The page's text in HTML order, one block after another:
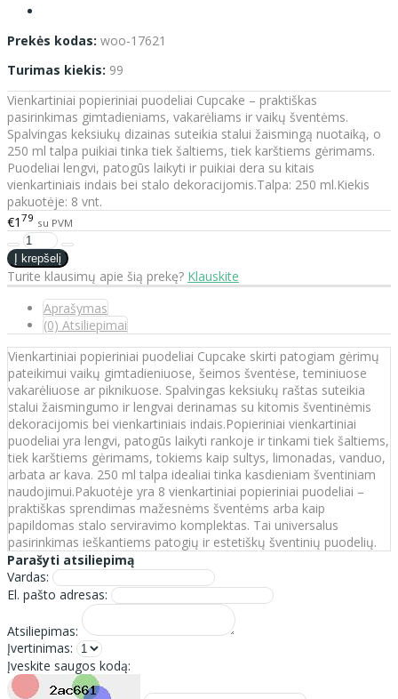
Prekės kodas: woo-17621
Turimas kiekis: 99
Vienkartiniai popieriniai puodeliai Cupcake – praktiškas
pasirinkimas gimtadieniams, vakarėliams ir vaikų šventėms.
Spalvingas keksiukų dizainas suteikia stalui žaismingą nuotaiką, o
250 ml talpa puikiai tinka tiek šaltiems, tiek karštiems gėrimams.
Puodeliai lengvi, patogūs laikyti ir puikiai dera su kitais
vienkartiniais indais bei stalo dekoracijomis.Talpa: 250 ml.Kiekis
pakuotėje: 8 vnt.
€1 79 su PVM
Turite klausimų apie šią prekę? Klauskite
Aprašymas
(0) Atsiliepimai
Vienkartiniai popieriniai puodeliai Cupcake skirti patogiam gėrimų
pateikimui vaikų gimtadieniuose, šeimos šventėse, teminiuose
vakarėliuose ar piknikuose. Spalvingas keksiukų raštas suteikia
stalui žaismingumo ir lengvai derinamas su kitomis šventinėmis
dekoracijomis bei vienkartiniais indais.Popieriniai vienkartiniai
puodeliai yra lengvi, patogūs laikyti rankoje ir tinkami tiek šaltiems,
tiek karštiems gėrimams, tokiems kaip sultys, limonadas, vanduo,
arbata ar kava. 250 ml talpa idealiai tinka kasdieniam šventiniam
naudojimui.Pakuotėje yra 8 vienkartiniai popieriniai puodeliai –
praktiškas sprendimas mažesnėms šventėms arba kaip
papildomas stalo serviravimo komplektas. Tai universalus
pasirinkimas ieškantiems patogių ir estetiškų šventinių puodelių.
Parašyti atsiliepimą
Vardas:
El. pašto adresas:
Atsiliepimas:
Įvertinimas:
Įveskite saugos kodą: